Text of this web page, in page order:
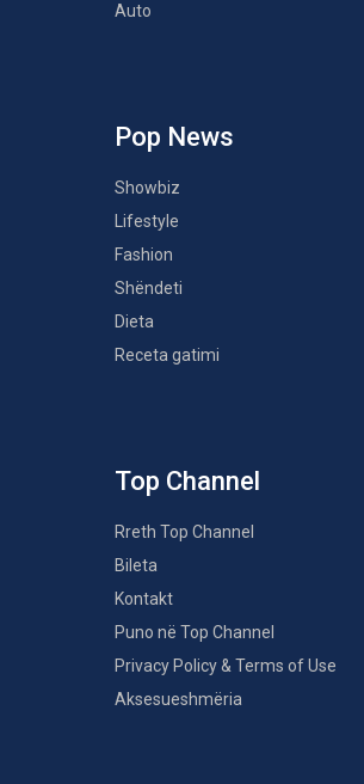
Auto
Pop News
Showbiz
Lifestyle
Fashion
Shëndeti
Dieta
Receta gatimi
Top Channel
Rreth Top Channel
Bileta
Kontakt
Puno në Top Channel
Privacy Policy & Terms of Use
Aksesueshmëria